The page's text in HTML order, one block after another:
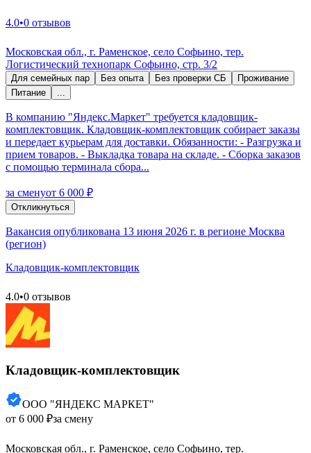
4.0•0 отзывов
Московская обл., г. Раменское, село Софьино, тер.
Логистический технопарк Софьино, стр. 3/2
Для семейных пар Без опыта Без проверки СБ
Проживание
Питание
В компанию "Яндекс.Маркет" требуется кладовщик-
комплектовщик. Кладовщик-комплектовщик собирает заказы
и передает курьерам для доставки. Обязанности: - Разгрузка и
прием товаров. - Выкладка товара на складе. - Сборка заказов
с помощью терминала сбора...
за сменуот 6 000 ₽
Откликнуться
Вакансия опубликована 13 июня 2026 г. в регионе Москва
(регион)
Кладовщик-комплектовщик
4.0•0 отзывов
Кладовщик-комплектовщик
ООО "ЯНДЕКС МАРКЕТ"
от 6 000 ₽за смену
Московская обл., г. Раменское, село Софьино, тер.